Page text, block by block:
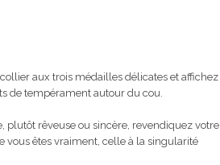
aux trois médailles délicates et affichez
de tempérament autour du cou.
plutôt rêveuse ou sincère, revendiquez votre
vous êtes vraiment, celle à la singularité